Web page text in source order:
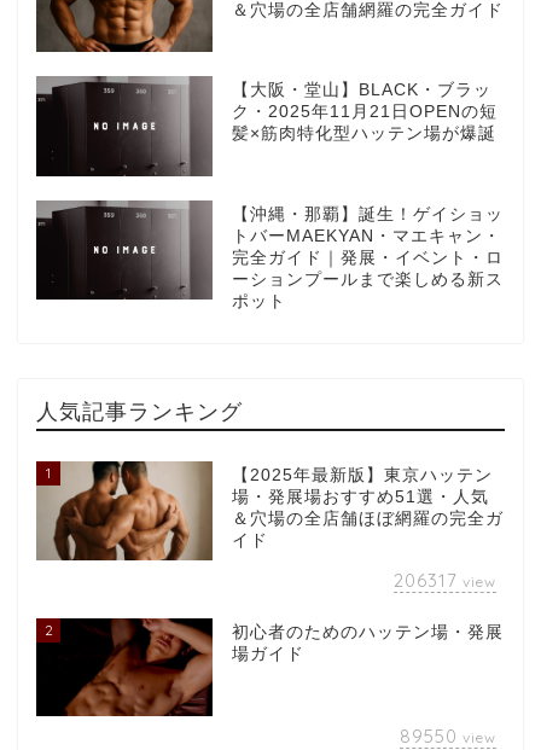
＆穴場の全店舗網羅の完全ガイド
【大阪・堂山】BLACK・ブラッ
ク・2025年11月21日OPENの短
髪×筋肉特化型ハッテン場が爆誕
【沖縄・那覇】誕生！ゲイショッ
トバーMAEKYAN・マエキャン・
完全ガイド｜発展・イベント・ロ
ーションプールまで楽しめる新ス
ポット
人気記事ランキング
1
【2025年最新版】東京ハッテン
場・発展場おすすめ51選・人気
＆穴場の全店舗ほぼ網羅の完全ガ
イド
206317 view
2
初心者のためのハッテン場・発展
場ガイド
89550 view